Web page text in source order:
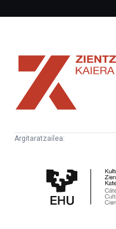
Zientzia
Kaiera
Argitaratzailea:
Zientifikoko
Katedra